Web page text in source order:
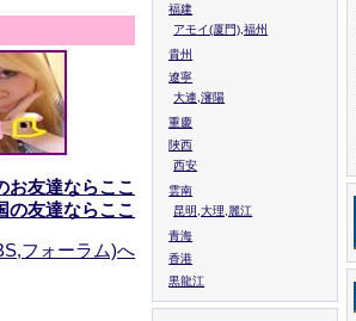
お友達ならここ
の友達ならここ
フォーラム)へ
福建
アモイ(厦門),福州
貴州
遼寧
大連,瀋陽
重慶
陜西
西安
雲南
昆明,大理,麗江
青海
香港
黒龍江